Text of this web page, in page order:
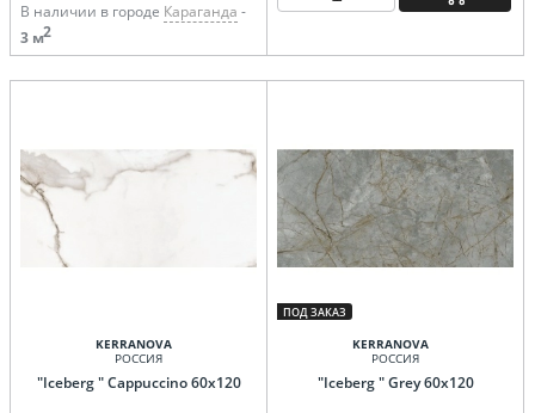
В наличии в городе Караганда -
3 м2
KERRANOVA
РОССИЯ
"Iceberg " Cappuccino 60х120
ПОД ЗАКАЗ
KERRANOVA
РОССИЯ
"Iceberg " Grey 60х120